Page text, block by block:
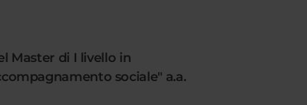
Master di I livello in
sociale" a.a.